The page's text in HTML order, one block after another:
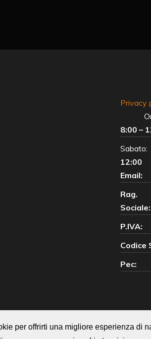
Orari
8:00 –
12:00
Email:
Rag.
Sociale:
P.IVA:
Codice
Pec:
per offrirti una migliore esperienza di